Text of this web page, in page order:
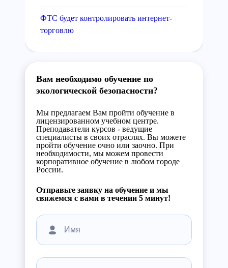
ФТС будет контролировать интернет-
торговлю
Вам необходимо обучение по
экологической безопасности?
Мы предлагаем Вам пройти обучение в
лицензированном учебном центре.
Преподаватели курсов - ведущие
специалисты в своих отраслях. Вы можете
пройти обучение очно или заочно. При
необходимости, мы можем провести
корпоративное обучение в любом городе
России.
Отправьте заявку на обучение и мы
свяжемся с вами в течении 5 минут!